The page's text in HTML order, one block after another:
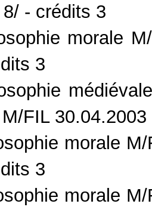
- crédits 3
morale
3
FIL
morale
3
morale